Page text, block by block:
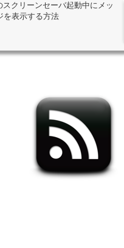
スクリーンセーバ起動中にメッ
を表示する方法